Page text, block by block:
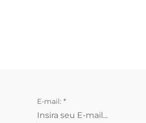
E-mail: *